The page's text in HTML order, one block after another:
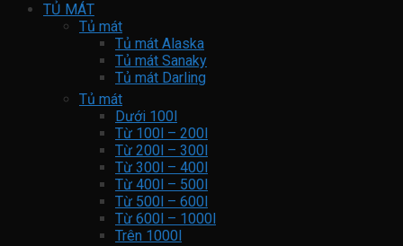
TỦ MÁT
Tủ mát
Tủ mát Alaska
Tủ mát Sanaky
Tủ mát Darling
Tủ mát
Dưới 100l
Từ 100l – 200l
Từ 200l – 300l
Từ 300l – 400l
Từ 400l – 500l
Từ 500l – 600l
Từ 600l – 1000l
Trên 1000l